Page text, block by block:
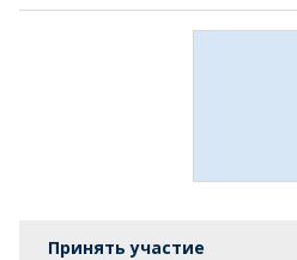
Принять участие